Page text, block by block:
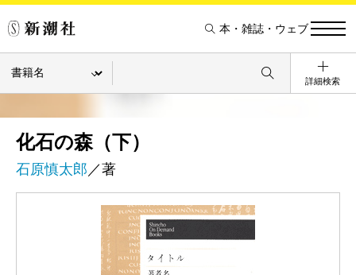
本・雑誌・ウェブ
詳細検索
化石の森（下）
石原慎太郎 ／著